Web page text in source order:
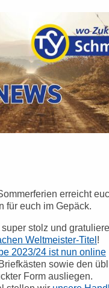
erreicht
für euch im Gepäck.
stolz und
Weltmeister-Titel !
2023/24 ist nun online
sowie den
Form ausliegen.